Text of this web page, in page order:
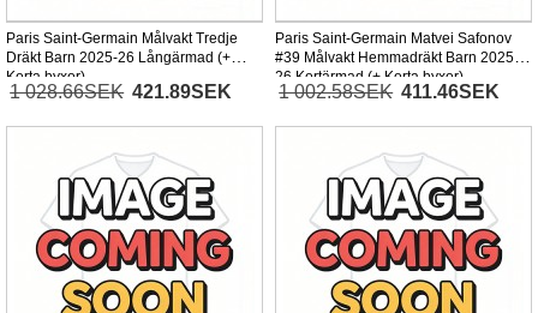
Paris Saint-Germain Målvakt Tredje
Dräkt Barn 2025-26 Långärmad (+
Korta byxor)
1 028.66SEK 421.89SEK
Paris Saint-Germain Matvei Safonov
#39 Målvakt Hemmadräkt Barn 2025-
26 Kortärmad (+ Korta byxor)
1 002.58SEK 411.46SEK